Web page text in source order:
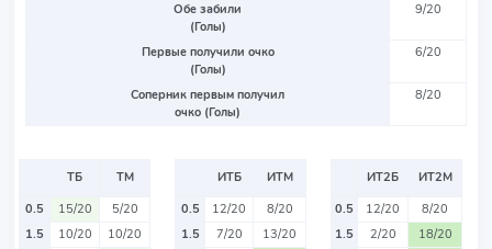
Обе забили
(Голы)
9/20
Первые получили очко
(Голы)
6/20
Соперник первым получил
очко (Голы)
8/20
ТБ
ТМ
0.5
15/20
5/20
1.5
10/20
10/20
ИТБ
ИТМ
0.5
12/20
8/20
1.5
7/20
13/20
ИТ2Б
ИТ2М
0.5
12/20
8/20
1.5
2/20
18/20